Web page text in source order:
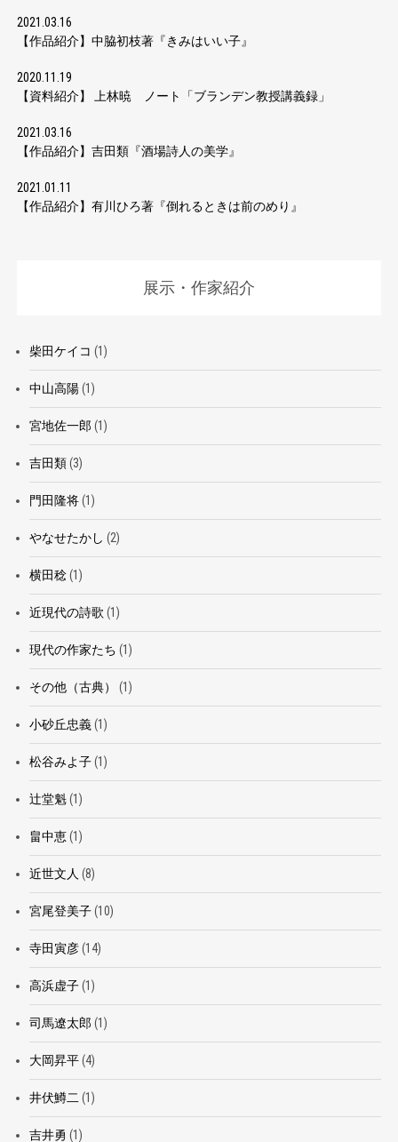
2021.03.16
【作品紹介】中脇初枝著『きみはいい子』
2020.11.19
【資料紹介】 上林暁 ノート「ブランデン教授講義録」
2021.03.16
【作品紹介】吉田類『酒場詩人の美学』
2021.01.11
【作品紹介】有川ひろ著『倒れるときは前のめり』
展示・作家紹介
柴田ケイコ (1)
中山高陽(1)
宮地佐一郎 (1)
吉田類(3)
門田隆将(1)
やなせたかし (2)
横田稔(1)
近現代の詩歌 (1)
現代の作家たち (1)
その他（古典） (1)
小砂丘忠義(1)
松谷みよ子(1)
辻堂魁(1)
畠中恵(1)
近世文人 (8)
宮尾登美子(10)
寺田寅彦(14)
高浜虚子(1)
司馬遼太郎 (1)
大岡昇平(4)
井伏鱒二 (1)
吉井勇 (1)